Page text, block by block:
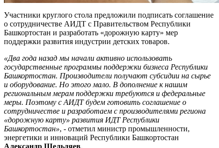
Участники круглого стола предложили подписать соглашение
о сотрудничестве АИДТ с Правительством Республики
Башкортостан и разработать «дорожную карту» мер
поддержки развития индустрии детских товаров.
«Два года назад мы начали активно использовать
государственные программы поддержки бизнеса Республики
Башкортостан. Производители получают субсидии на сырье
и оборудование. Но этого мало. В дополнение к нашим
региональным мерам поддержки требуются и федеральные
меры. Поэтому с АИДТ будем готовить соглашение о
сотрудничестве и разработаем с производителями региона
«дорожную карту» развития ИДТ Республики
Башкортостан», - отметил министр промышленности,
энергетики и инноваций Республики Башкортостан